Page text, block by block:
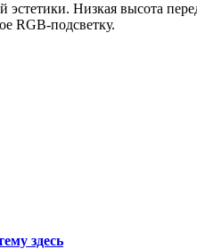
Низкая высота
RGB-подсветку.
здесь